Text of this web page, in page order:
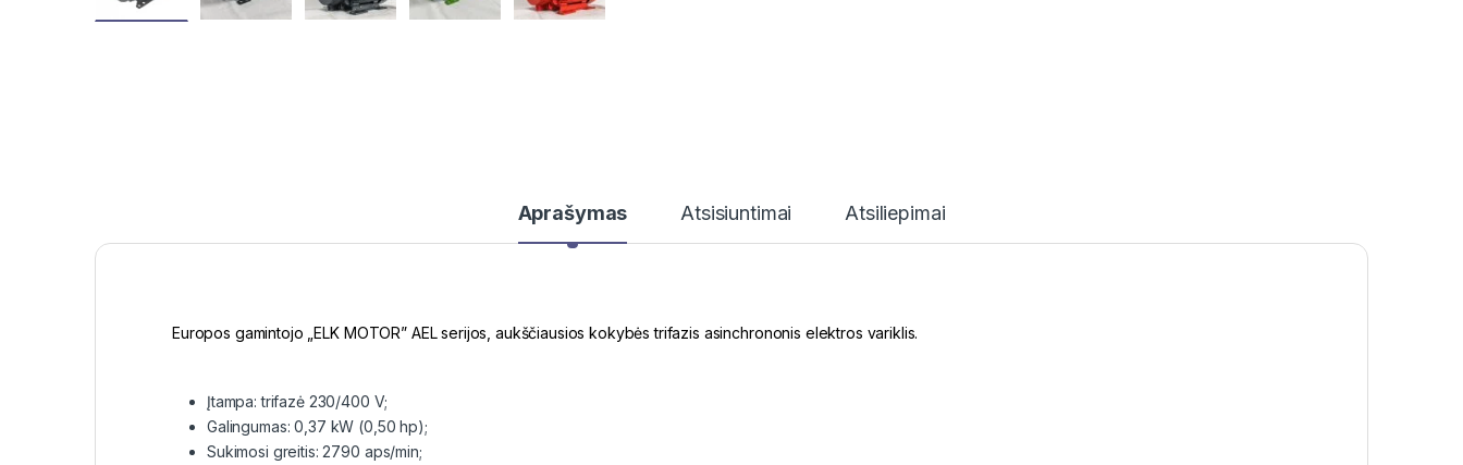
Aprašymas Atsisiuntimai Atsiliepimai
Europos gamintojo „ELK MOTOR” AEL serijos, aukščiausios kokybės trifazis asinchrononis elektros variklis.
Įtampa: trifazė 230/400 V;
Galingumas: 0,37 kW (0,50 hp);
Sukimosi greitis: 2790 aps/min;